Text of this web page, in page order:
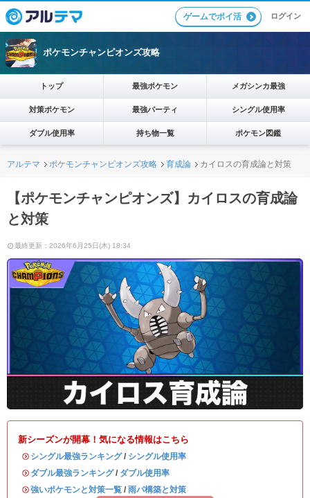
ゲームでポイ活 ログイン
ポケモンチャンピオンズ攻略
トップ 最強ポケモン メガシンカ最強
対策ポケモン 最強パーティ シングル使用率
ダブル使用率 持ち物一覧 ポケモン図鑑
アルテマ ポケモンチャンピオンズ攻略 育成論 カイロスの育成論と対策
【ポケモンチャンピオンズ】カイロスの育成論
と対策
最終更新：2026年6月25日(木) 18:34
新シーズンが開幕！気になる情報はこちら
・ シングル最強ランキング/ シングル使用率
・ ダブル最強ランキング/ ダブル使用率
・強いポケモンと対策一覧 / 雨パ構築と対策